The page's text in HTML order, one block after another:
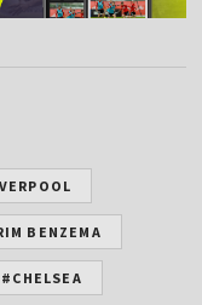
BENZEMA
#CHELSEA